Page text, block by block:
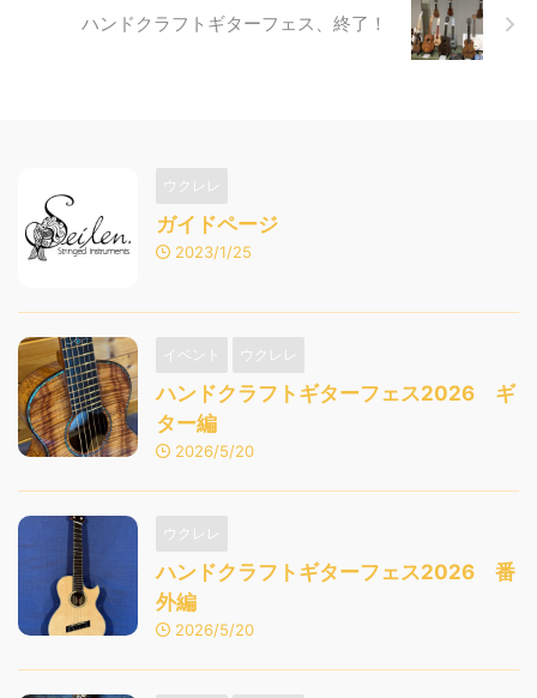
ハンドクラフトギターフェス、終了！
ウクレレ
ガイドページ
2023/1/25
イベント ウクレレ
ハンドクラフトギターフェス2026 ギ
ター編
2026/5/20
ウクレレ
ハンドクラフトギターフェス2026 番
外編
2026/5/20